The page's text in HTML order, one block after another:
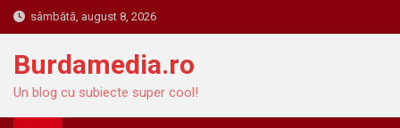
Skip
to
content
sâmbătă, august 8, 2026
Burdamedia.ro
Un blog cu subiecte super cool!